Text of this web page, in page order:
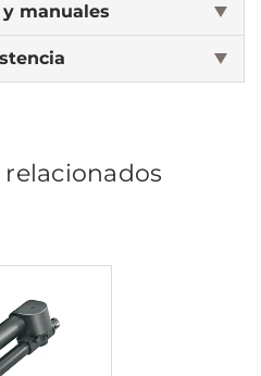
manuales